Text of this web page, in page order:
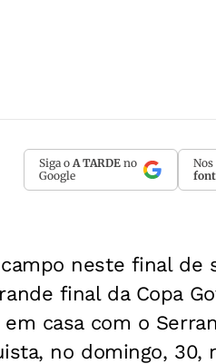
Siga o A TARDE no
Google
Nos
neste final de
final da Copa
em casa com o
no domingo, 30,